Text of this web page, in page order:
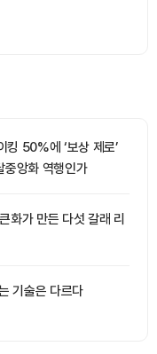
킹 50%에 ‘보상 제로’
앙화 역행인가
화가 만든 다섯 갈래 리
기술은 다르다